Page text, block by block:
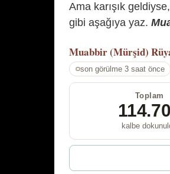
Ama karışık
gibi aşağıya yaz.
Muabbir (Mürşid)
son görülme 3 saat önce
Toplam
kalbe